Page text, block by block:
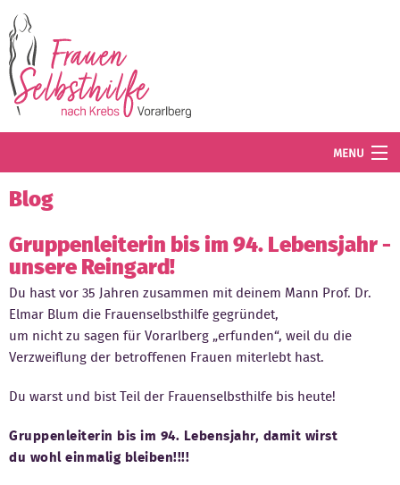
MENU
Termine
Angebot
Wissenswertes
Der Verein
Mitglied werden
Kontakt
Blog
Gruppenleiterin bis im 94. Lebensjahr -
unsere Reingard!
Du hast vor 35 Jahren zusammen mit deinem Mann Prof. Dr.
Elmar Blum die Frauenselbsthilfe gegründet,
um nicht zu sagen für Vorarlberg „erfunden“, weil du die
Verzweiflung der betroffenen Frauen miterlebt hast.
Du warst und bist Teil der Frauenselbsthilfe bis heute!
Gruppenleiterin bis im 94. Lebensjahr, damit wirst
du wohl einmalig bleiben!!!!